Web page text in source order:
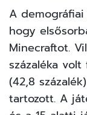
A
hogy
Minecraftot.
százaléka
(42,8
tartozott. A